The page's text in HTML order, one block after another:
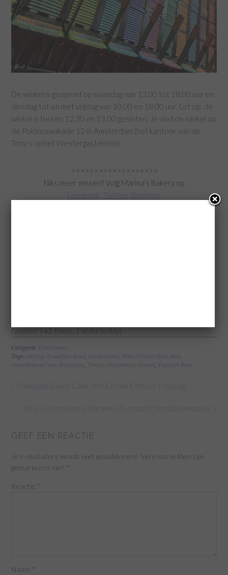
De winkel is geopend op maandag van 13.00 tot 18.00 uur en
dinsdag tot en met vrijdag van 10.00 en 18.00 uur. Let op: de
winkel is tussen 12.30 en 13.00 gesloten. Je vind de winkel op
de Polonceaukade 12 in Amsterdam (het kantoor van de
Tony’s op het Westergasterrein)
>>>>>>>>>>>>>>>>>>>
Niks meer missen? Volg Marina’s Bakery op
Bloglovin
(Visited 543 times, 1 visits today)
Categorie:
Foodnieuws
Tags:
All-Day Breakfast Bowl Foodnieuws Heel Holland Bakt mee
roomlikeuren van Warninks
Tony's Chocolonely winkel Yoghurt Barn
« Pompoen Bundt Cake met Cream Cheese Frosting
GEEF EEN REACTIE
Je e-mailadres wordt niet gepubliceerd. Vereiste velden zijn
gemarkeerd met *
Reactie *
Naam *